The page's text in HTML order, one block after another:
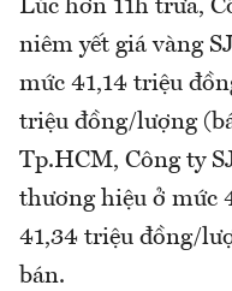
Lúc hơn 11h trưa,
niêm yết giá vàng
mức 41,14 triệu
triệu đồng/lượng
Tp.HCM, Công ty
thương hiệu ở mức
41,34 triệu đồng/
bán.